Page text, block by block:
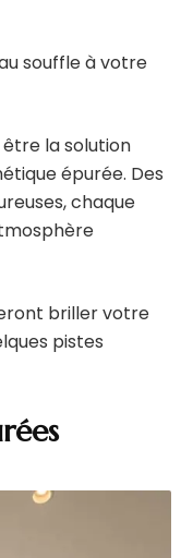
souffle à votre
la solution
épurée. Des
chaque
briller votre
pistes